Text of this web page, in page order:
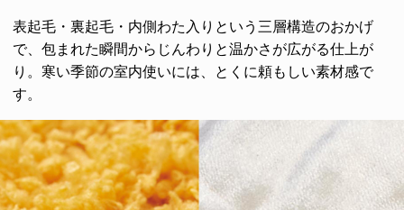
表起毛・裏起毛・内側わた入りという三層構造のおかげ
で、包まれた瞬間からじんわりと温かさが広がる仕上が
り。寒い季節の室内使いには、とくに頼もしい素材感で
す。